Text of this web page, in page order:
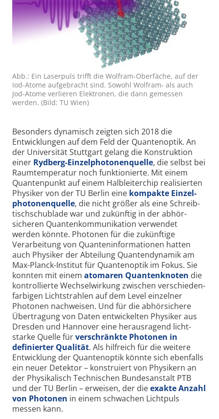
Abb.: Ein Laserpuls trifft die Wolfram-Oberfäche, auf der
Iod-Atome aufgebracht sind. Sowohl Wolfram- als auch
Jod-Atome verlieren Elektronen, die dann gemessen
werden. (Bild: TU Wien)
Besonders dynamisch zeigten sich 2018 die
Entwicklungen auf dem Feld der Quanten­optik. An
der Universität Stuttgart gelang die Konstruktion
einer Rydberg-Einzel­photonen­quelle, die selbst bei
Raum­temperatur noch funktionierte. Mit einem
Quanten­punkt auf einem Halb­leiter­chip realisierten
Physiker von der TU Berlin eine kompakte Einzel­
photonen­quelle, die nicht größer als eine Schreib­
tisch­schublade war und zukünftig in der abhör­
sicheren Quanten­kommunikation verwendet
werden könnte. Photonen für die zukünftige
Verarbeitung von Quanten­informationen hatten
auch Physiker der Abteilung Quanten­dynamik am
Max-Planck-Institut für Quanten­optik im Fokus. Sie
konnten mit einem atomaren Quanten­knoten die
kontrollierte Wechsel­wirkung zwischen verschieden­
farbigen Licht­strahlen auf dem Level einzelner
Photonen nachweisen. Und für die abhör­sichere
Übertragung von Daten entwickelten Physiker aus
Dresden und Hannover eine heraus­ragend licht­
starke Quelle fürver­schränkte Photonen in
definierter Qualität. Als hilf­reich für die weitere
Entwicklung der Quanten­optik könnte sich ebenfalls
ein neuer Detektor – konstruiert von Physikern an
der Physikalisch Technischen Bundes­anstalt PTB
und der TU Berlin – erweisen, der dieexakte Anzahl
von Photonen in einem schwachen Licht­puls
messen kann.